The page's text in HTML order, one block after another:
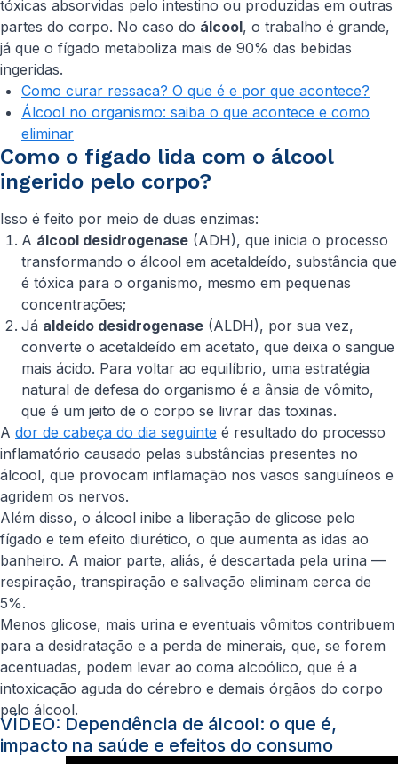
tóxicas absorvidas pelo intestino ou produzidas em outras
partes do corpo. No caso do álcool, o trabalho é grande,
já que o fígado metaboliza mais de 90% das bebidas
ingeridas.
Como curar ressaca? O que é e por que acontece?
Álcool no organismo: saiba o que acontece e como
eliminar
Como o fígado lida com o álcool
ingerido pelo corpo?
Isso é feito por meio de duas enzimas:
A álcool desidrogenase (ADH), que inicia o processo
transformando o álcool em acetaldeído, substância que
é tóxica para o organismo, mesmo em pequenas
concentrações;
Já aldeído desidrogenase (ALDH), por sua vez,
converte o acetaldeído em acetato, que deixa o sangue
mais ácido. Para voltar ao equilíbrio, uma estratégia
natural de defesa do organismo é a ânsia de vômito,
que é um jeito de o corpo se livrar das toxinas.
A dor de cabeça do dia seguinte é resultado do processo
inflamatório causado pelas substâncias presentes no
álcool, que provocam inflamação nos vasos sanguíneos e
agridem os nervos.
Além disso, o álcool inibe a liberação de glicose pelo
fígado e tem efeito diurético, o que aumenta as idas ao
banheiro. A maior parte, aliás, é descartada pela urina —
respiração, transpiração e salivação eliminam cerca de
5%.
Menos glicose, mais urina e eventuais vômitos contribuem
para a desidratação e a perda de minerais, que, se forem
acentuadas, podem levar ao coma alcoólico, que é a
intoxicação aguda do cérebro e demais órgãos do corpo
pelo álcool.
VÍDEO: Dependência de álcool: o que é,
impacto na saúde e efeitos do consumo